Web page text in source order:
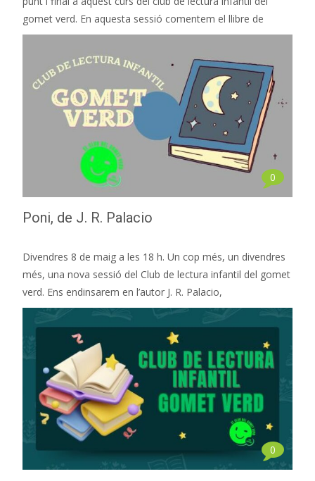
gomet verd. En aquesta sessió comentem el llibre de
0
Poni, de J. R. Palacio
Divendres 8 de maig a les 18 h. Un cop més, un divendres
més, una nova sessió del Club de lectura infantil del gomet
verd. Ens endinsarem en l’autor J. R. Palacio,
0